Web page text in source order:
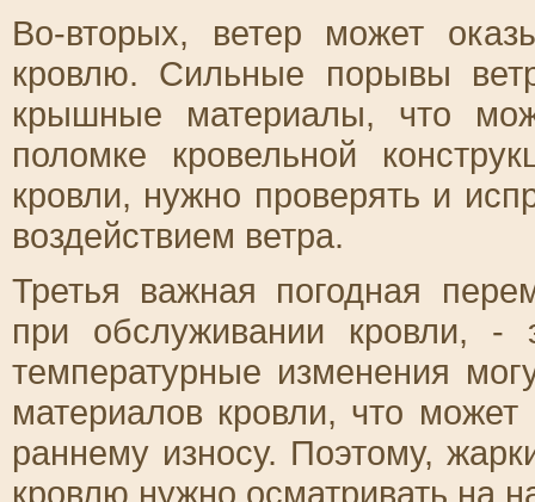
Во-вторых, ветер может
кровлю. Сильные порывы
крышные материалы, что
поломке кровельной
кровли, нужно проверять и
воздействием ветра.
Третья важная погодная
при обслуживании кровли, -
температурные изменения
материалов кровли, что
раннему износу. Поэтому,
кровлю нужно осматривать на